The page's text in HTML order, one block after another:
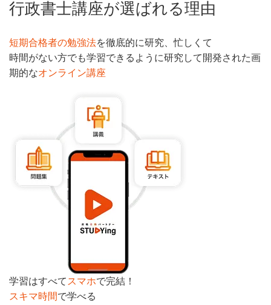
行政書士講座が選ばれる理由
短期合格者の勉強法を徹底的に研究、忙しくて
時間がない方でも学習できるように研究して開発された画
期的なオンライン講座
学習はすべて スマホで完結！
スキマ時間で学べる